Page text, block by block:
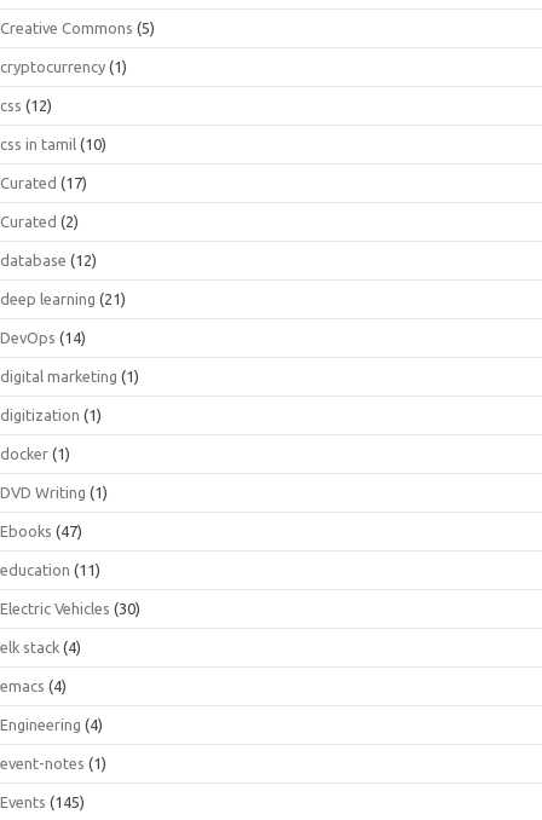
Creative Commons (5)
cryptocurrency (1)
css (12)
css in tamil (10)
Curated (17)
Curated (2)
database (12)
deep learning (21)
DevOps (14)
digital marketing (1)
digitization (1)
docker (1)
DVD Writing (1)
Ebooks (47)
education (11)
Electric Vehicles (30)
elk stack (4)
emacs (4)
Engineering (4)
event-notes (1)
Events (145)